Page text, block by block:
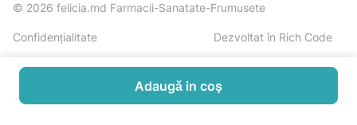
© 2026 felicia.md Farmacii-Sanatate-Frumusete
Confidențialitate Dezvoltat în Rich Code
Adaugă in coş